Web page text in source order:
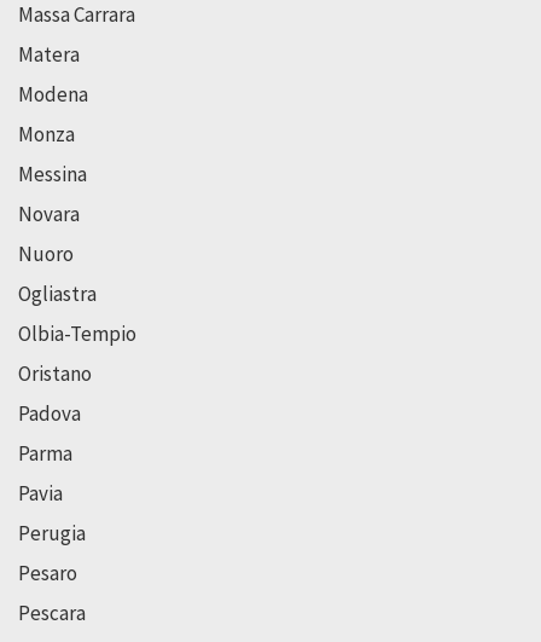
Massa Carrara
Matera
Modena
Monza
Messina
Novara
Nuoro
Ogliastra
Olbia-Tempio
Oristano
Padova
Parma
Pavia
Perugia
Pesaro
Pescara